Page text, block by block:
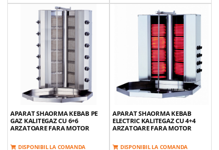
Prevazut Cu Valva De Siguranta Gaz
Echipamentul Nu Este Prevazut Cu
Control Individual Pe Fiecare Arzator
Greutate Echipamente: 50 Kg
*Accesorii Incluse: Aripioare Si Tava
Prevazut Cu Valva De Siguranta Gaz
Echipamentul Nu Este Prevazut Cu
Control Individual Pe Fiecare Arzator
Greutate Echipamente: 50 Kg
*Accesorii Incluse: Aripioare Si Tava
APARAT SHAORMA KEBAB PE
GAZ KALITEGAZ CU 6+6
ARZATOARE FARA MOTOR
DISPONIBIL LA COMANDA
APARAT SHAORMA KEBAB
ELECTRIC KALITEGAZ CU 4+4
ARZATOARE FARA MOTOR
DISPONIBIL LA COMANDA